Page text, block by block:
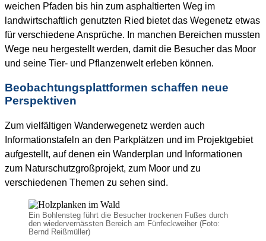
weichen Pfaden bis hin zum asphaltierten Weg im
landwirtschaftlich genutzten Ried bietet das Wegenetz etwas
für verschiedene Ansprüche. In manchen Bereichen mussten
Wege neu hergestellt werden, damit die Besucher das Moor
und seine Tier- und Pflanzenwelt erleben können.
Beobachtungsplattformen schaffen neue
Perspektiven
Zum vielfältigen Wanderwegenetz werden auch
Informationstafeln an den Parkplätzen und im Projektgebiet
aufgestellt, auf denen ein Wanderplan und Informationen
zum Naturschutzgroßprojekt, zum Moor und zu
verschiedenen Themen zu sehen sind.
Ein Bohlensteg führt die Besucher trockenen Fußes durch
den wiedervernässten Bereich am Fünfeckweiher (Foto:
Bernd Reißmüller)